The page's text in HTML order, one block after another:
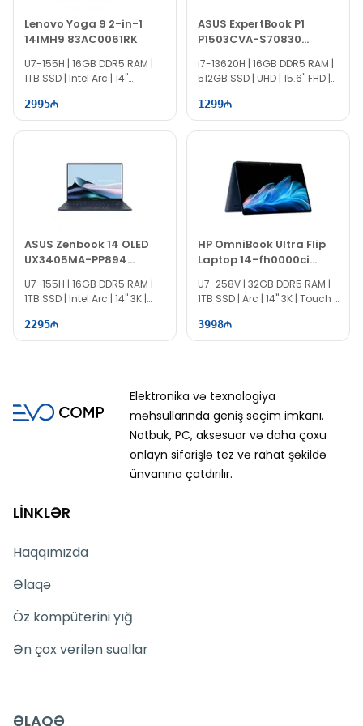
Lenovo Yoga 9 2-in-1
14IMH9 83AC0061RK
U7-155H | 16GB DDR5 RAM |
1TB SSD | Intel Arc | 14"
Win11
2995
ASUS ExpertBook P1
P1503CVA-S70830
90NX0881-M00X90
i7-13620H | 16GB DDR5 RAM |
512GB SSD | UHD | 15.6" FHD |
1299
ASUS Zenbook 14 OLED
UX3405MA-PP894
90NB11R1-M01JU0
U7-155H | 16GB DDR5 RAM |
1TB SSD | Intel Arc | 14" 3K |
2295
HP OmniBook Ultra Flip
Laptop 14-fh0000ci
B54Z8EA
U7-258V | 32GB DDR5 RAM |
1TB SSD | Arc | 14" 3K | Touch |
3998
Elektronika və texnologiya
məhsullarında geniş seçim imkanı.
Notbuk, PC, aksesuar və daha çoxu
onlayn sifarişlə tez və rahat şəkildə
ünvanına çatdırılır.
LİNKLƏR
Haqqımızda
Əlaqə
Öz kompüterini yığ
Ən çox verilən suallar
ƏLAQƏ